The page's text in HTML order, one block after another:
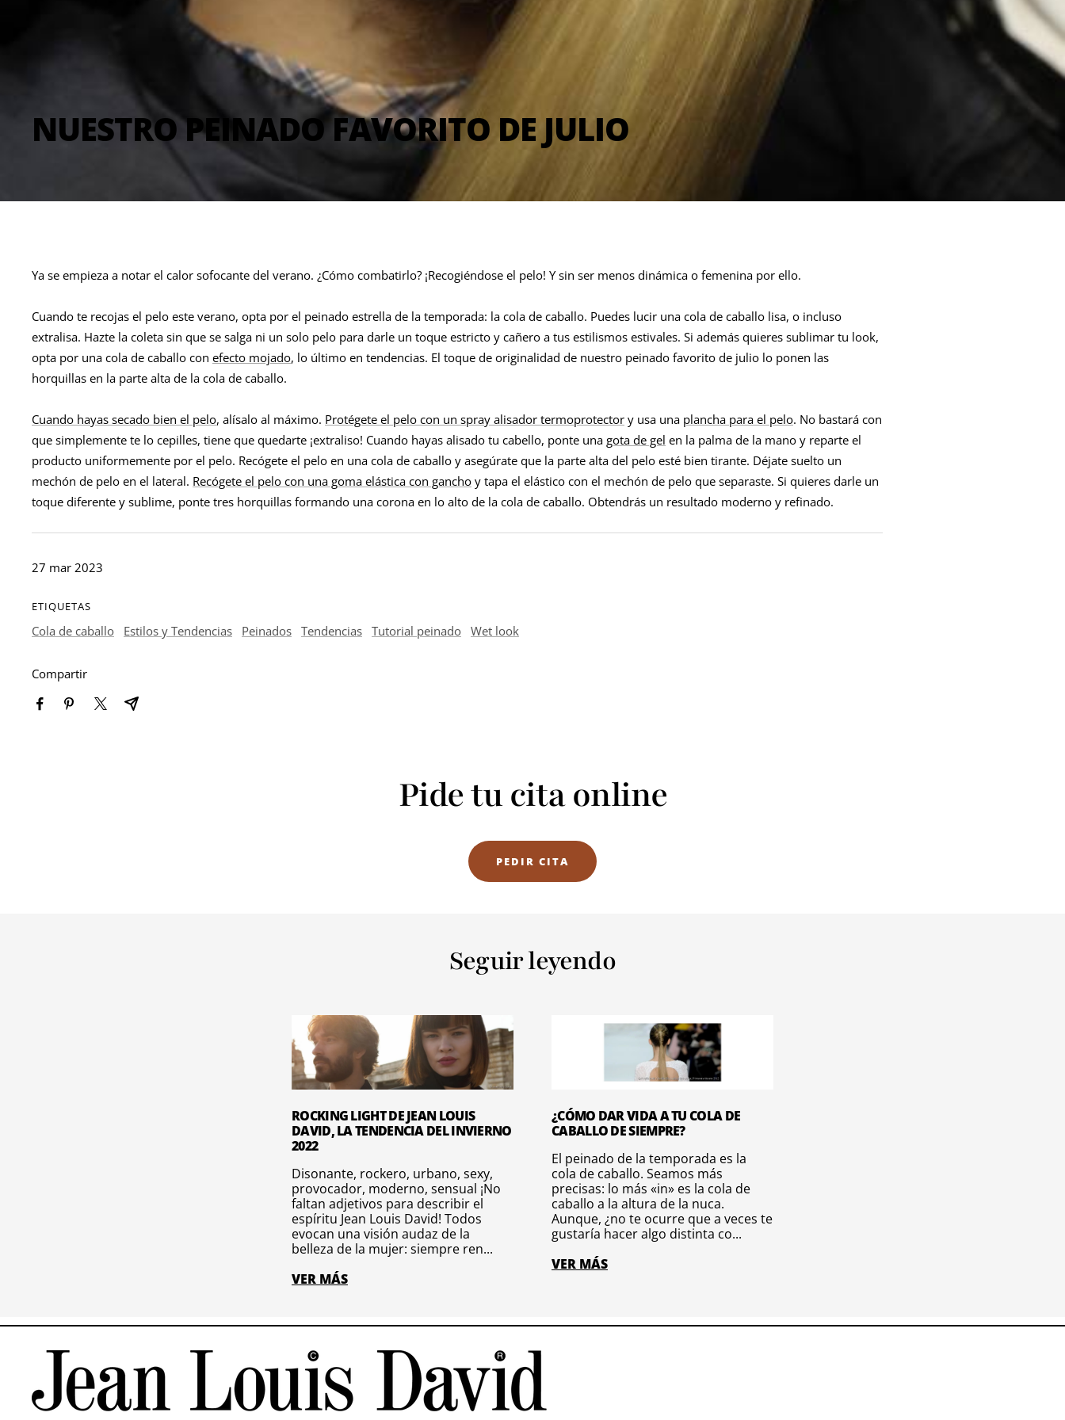
NUESTRO PEINADO FAVORITO DE JULIO
Ya se empieza a notar el calor sofocante del verano. ¿Cómo combatirlo? ¡Recogiéndose el pelo! Y sin ser menos dinámica o femenina por ello.
Cuando te recojas el pelo este verano, opta por el peinado estrella de la temporada: la cola de caballo. Puedes lucir una cola de caballo lisa, o incluso
extralisa. Hazte la coleta sin que se salga ni un solo pelo para darle un toque estricto y cañero a tus estilismos estivales. Si además quieres sublimar tu look,
opta por una cola de caballo con efecto mojado, lo último en tendencias. El toque de originalidad de nuestro peinado favorito de julio lo ponen las
horquillas en la parte alta de la cola de caballo.
Cuando hayas secado bien el pelo, alísalo al máximo. Protégete el pelo con un spray alisador termoprotector y usa una plancha para el pelo. No bastará con
que simplemente te lo cepilles, tiene que quedarte ¡extraliso! Cuando hayas alisado tu cabello, ponte una gota de gel en la palma de la mano y reparte el
producto uniformemente por el pelo. Recógete el pelo en una cola de caballo y asegúrate que la parte alta del pelo esté bien tirante. Déjate suelto un
mechón de pelo en el lateral. Recógete el pelo con una goma elástica con gancho y tapa el elástico con el mechón de pelo que separaste. Si quieres darle un
toque diferente y sublime, ponte tres horquillas formando una corona en lo alto de la cola de caballo. Obtendrás un resultado moderno y refinado.
27 mar 2023
ETIQUETAS
Cola de caballo Estilos y Tendencias Peinados Tendencias Tutorial peinado Wet look
Compartir
Pide tu cita online
PEDIR CITA
Seguir leyendo
ROCKING LIGHT DE JEAN LOUIS
DAVID, LA TENDENCIA DEL INVIERNO
2022
Disonante, rockero, urbano, sexy,
provocador, moderno, sensual ¡No
faltan adjetivos para describir el
espíritu Jean Louis David! Todos
evocan una visión audaz de la
belleza de la mujer: siempre ren...
VER MÁS
¿CÓMO DAR VIDA A TU COLA DE
CABALLO DE SIEMPRE?
El peinado de la temporada es la
cola de caballo. Seamos más
precisas: lo más «in» es la cola de
caballo a la altura de la nuca.
Aunque, ¿no te ocurre que a veces te
gustaría hacer algo distinta co...
VER MÁS